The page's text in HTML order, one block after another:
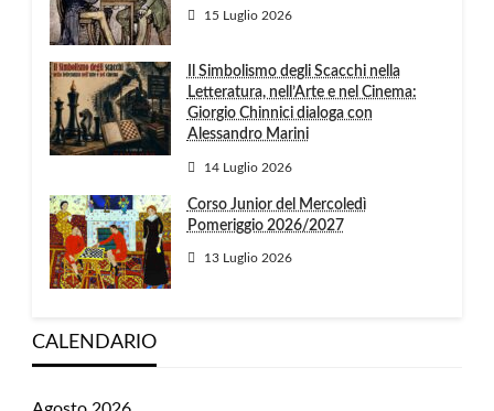
15 Luglio 2026
Il Simbolismo degli Scacchi nella
Letteratura, nell’Arte e nel Cinema:
Giorgio Chinnici dialoga con
Alessandro Marini
14 Luglio 2026
Corso Junior del Mercoledì
Pomeriggio 2026/2027
13 Luglio 2026
CALENDARIO